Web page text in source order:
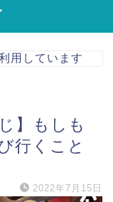
用しています
】もしも
行くこと
2022年7月15日